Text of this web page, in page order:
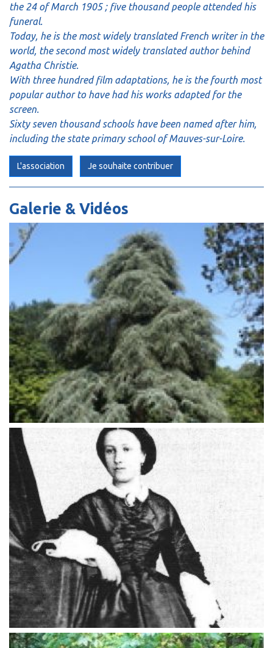
the 24 of March 1905 ; five thousand people attended his
funeral.
Today, he is the most widely translated French writer in the
world, the second most widely translated author behind
Agatha Christie.
With three hundred film adaptations, he is the fourth most
popular author to have had his works adapted for the
screen.
Sixty seven thousand schools have been named after him,
including the state primary school of Mauves-sur-Loire.
L'association Je souhaite contribuer
Galerie & Vidéos